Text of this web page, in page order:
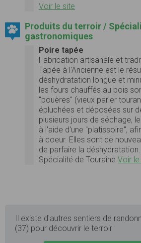
Voir le site
Produits du terroir /
gastronomiques
Poire tapée
Fabrication artisanale et
Tapée à l'Ancienne est le
déshydratation longue et
les fours chauffés au bois
"pouères" (vieux parler
épluchées et déposées sur
plusieurs jours de séchage,
à l'aide d'une "platissoire",
à coeur. Elles sont de
de parfaire la déshydratation.
Spécialité de Touraine Voir
Il existe d'autres sentiers de
(37) pour découvrir le terroir